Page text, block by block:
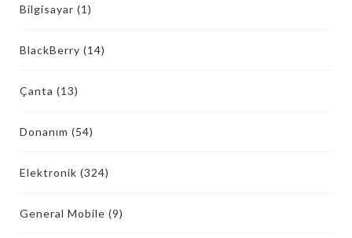
Bilgisayar (1)
BlackBerry (14)
Çanta (13)
Donanım (54)
Elektronik (324)
General Mobile (9)